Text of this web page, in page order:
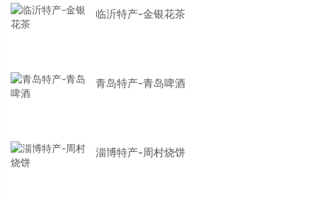
临沂特产-金银花茶
青岛特产-青岛啤酒
淄博特产-周村烧饼